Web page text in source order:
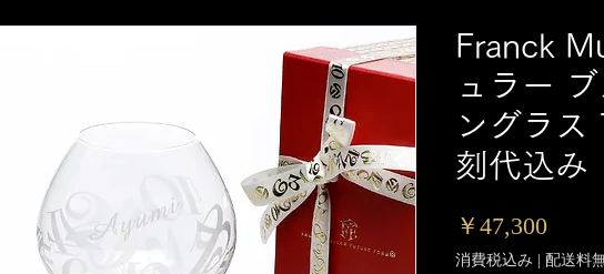
Franck
ュラー
ングラス
刻代込み
￥47,300価
格
消費税込み 配送料